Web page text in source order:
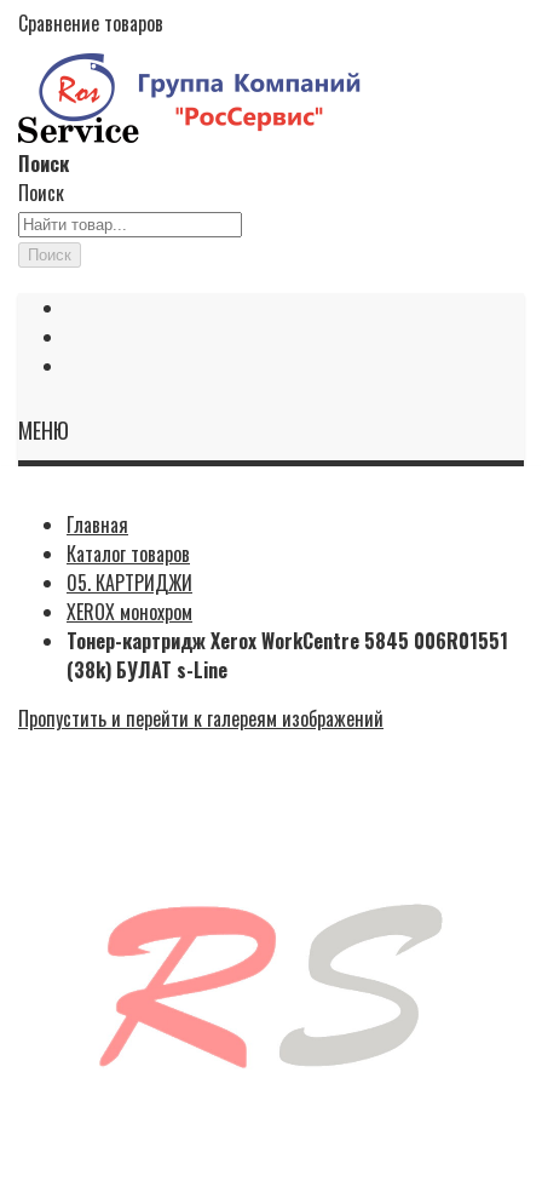
Сравнение товаров
Поиск
Поиск
Поиск
МЕНЮ
Главная
Каталог товаров
05. КАРТРИДЖИ
XEROX монохром
Тонер-картридж Xerox WorkCentre 5845 006R01551
(38k) БУЛАТ s-Line
Пропустить и перейти к галереям изображений